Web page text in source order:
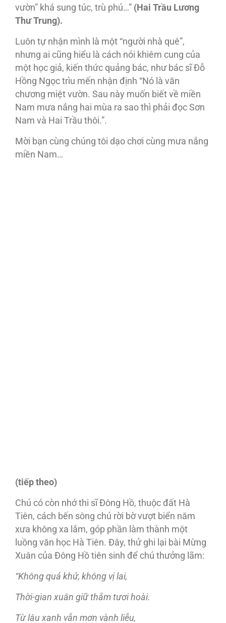
vườn” khá sung túc, trù phú…” (Hai Trầu Lương
Thư Trung).
Luôn tự nhận mình là một “người nhà quê”,
nhưng ai cũng hiểu là cách nói khiêm cung của
một học giả, kiến thức quảng bác, như bác sĩ Đỗ
Hồng Ngọc trìu mến nhận định “Nó là văn
chương miệt vườn. Sau này muốn biết về miền
Nam mưa nắng hai mùa ra sao thì phải đọc Sơn
Nam và Hai Trầu thôi.”.
Mời bạn cùng chúng tôi dạo chơi cùng mưa nắng
miền Nam…
(tiếp theo)
Chú có còn nhớ thi sĩ Đông Hồ, thuộc đất Hà
Tiên, cách bến sông chú rời bờ vượt biển năm
xưa không xa lắm, góp phần làm thành một
luồng văn học Hà Tiên. Đây, thử ghi lại bài Mừng
Xuân của Đông Hồ tiên sinh để chú thưởng lãm:
“Không quá khứ, không vị lai,
Thời-gian xuân giữ thắm tươi hoài.
Từ lâu xanh vẫn mơn vành liễu,